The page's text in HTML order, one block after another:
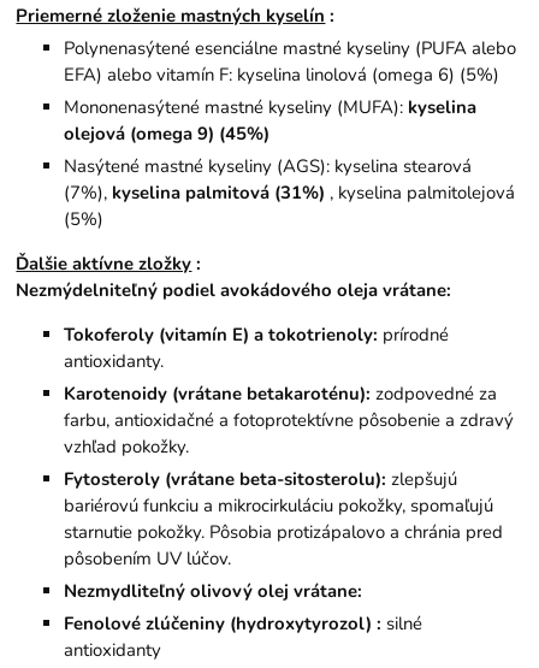
Priemerné zloženie mastných kyselín :
Polynenasýtené esenciálne mastné kyseliny (PUFA alebo
EFA) alebo vitamín F: kyselina linolová (omega 6) (5%)
Mononenasýtené mastné kyseliny (MUFA): kyselina
olejová (omega 9) (45%)
Nasýtené mastné kyseliny (AGS): kyselina stearová
(7%), kyselina palmitová (31%) , kyselina palmitolejová
(5%)
Ďalšie aktívne zložky :
Nezmýdelniteľný podiel avokádového oleja vrátane:
Tokoferoly (vitamín E) a tokotrienoly: prírodné
antioxidanty.
Karotenoidy (vrátane betakaroténu): zodpovedné za
farbu, antioxidačné a fotoprotektívne pôsobenie a zdravý
vzhľad pokožky.
Fytosteroly (vrátane beta-sitosterolu): zlepšujú
bariérovú funkciu a mikrocirkuláciu pokožky, spomaľujú
starnutie pokožky. Pôsobia protizápalovo a chránia pred
pôsobením UV lúčov.
Nezmydliteľný olivový olej vrátane:
Fenolové zlúčeniny (hydroxytyrozol): silné
antioxidanty